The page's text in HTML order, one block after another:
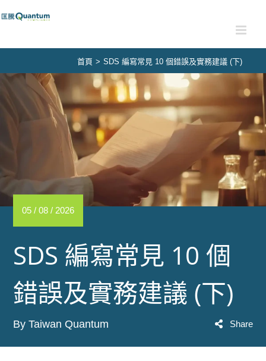
to
首頁 > SDS 編寫常見 10 個錯誤及實務建議 (下)
05 / 08 / 2026
SDS 編寫常見 10 個
錯誤及實務建議 (下)
By Taiwan Quantum Share